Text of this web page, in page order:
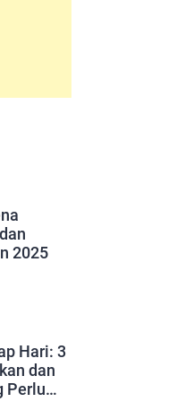
2025
Hari: 3
dan
Perlu